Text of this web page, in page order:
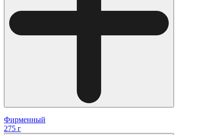
Фирменный
275 г